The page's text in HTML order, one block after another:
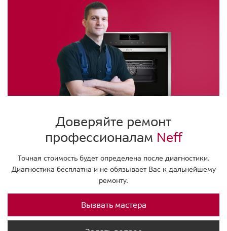
Доверяйте ремонт
профессионалам Neff
Точная стоимость будет определена после диагностики.
Диагностика бесплатна и не обязывает Вас к дальнейшему
ремонту.
Вызвать мастера